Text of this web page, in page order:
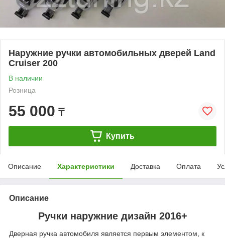
Наружние ручки автомобильных дверей Land
Cruiser 200
В наличии
Розница
55 000 ₸
Купить
Описание Характеристики Доставка Оплата
Описание
Ручки наружние дизайн 2016+
Дверная ручка автомобиля является первым элементом, к